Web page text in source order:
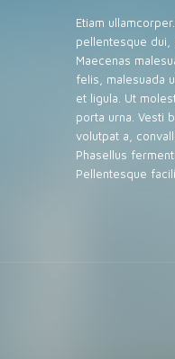
Etiam
pellentesque dui,
Maecenas
felis, malesuada
et ligula. Ut
porta urna. Vesti
volutpat a,
Phasellus
Pellentesque